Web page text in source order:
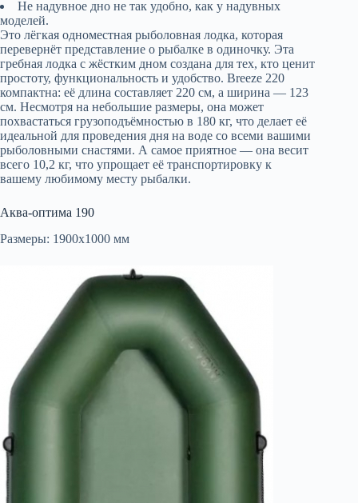
Не надувное дно не так удобно, как у надувных
моделей.
Это лёгкая одноместная рыболовная лодка, которая
перевернёт представление о рыбалке в одиночку. Эта
гребная лодка с жёстким дном создана для тех, кто ценит
простоту, функциональность и удобство. Breeze 220
компактна: её длина составляет 220 см, а ширина — 123
см. Несмотря на небольшие размеры, она может
похвастаться грузоподъёмностью в 180 кг, что делает её
идеальной для проведения дня на воде со всеми вашими
рыболовными снастями. А самое приятное — она весит
всего 10,2 кг, что упрощает её транспортировку к
вашему любимому месту рыбалки.
Аква-оптима 190
Размеры: 1900х1000 мм